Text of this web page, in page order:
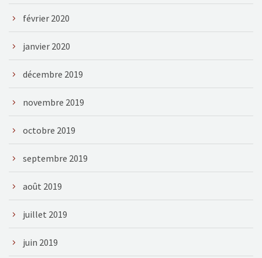
février 2020
janvier 2020
décembre 2019
novembre 2019
octobre 2019
septembre 2019
août 2019
juillet 2019
juin 2019